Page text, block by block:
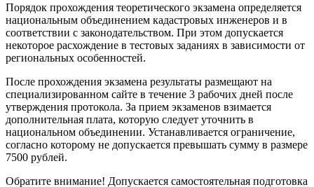
Порядок прохождения теоретического экзамена определяется
национальным объединением кадастровых инженеров и в
соответствии с законодательством. При этом допускается
некоторое расхождение в тестовых заданиях в зависимости от
региональных особенностей.
После прохождения экзамена результаты размещают на
специализированном сайте в течение 3 рабочих дней после
утверждения протокола. За прием экзаменов взимается
дополнительная плата, которую следует уточнить в
национальном объединении. Устанавливается ограничение,
согласно которому не допускается превышать сумму в размере
7500 рублей.
Обратите внимание! Допускается самостоятельная подготовка